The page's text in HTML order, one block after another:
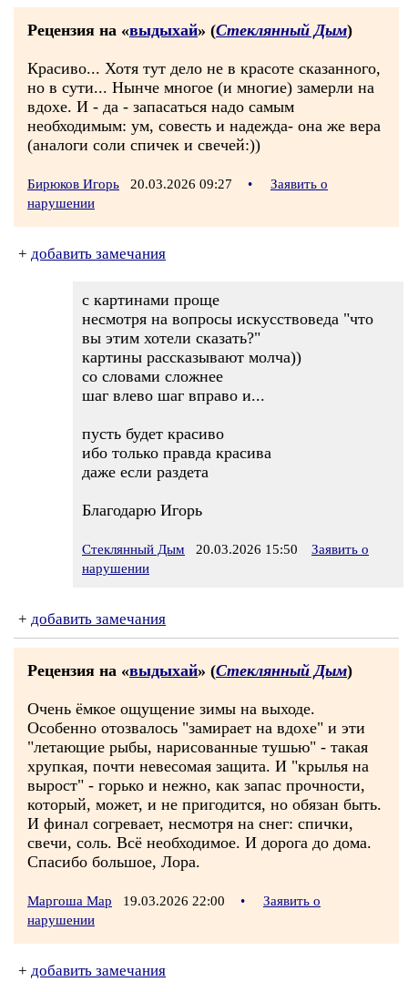
Рецензия на «выдыхай» (Стеклянный Дым)
Красиво... Хотя тут дело не в красоте сказанного,
но в сути... Нынче многое (и многие) замерли на
вдохе. И - да - запасаться надо самым
необходимым: ум, совесть и надежда- она же вера
(аналоги соли спичек и свечей:))
Бирюков Игорь 20.03.2026 09:27 •
Заявить о
нарушении
+ добавить замечания
с картинами проще
несмотря на вопросы искусствоведа "что
вы этим хотели сказать?"
картины рассказывают молча))
со словами сложнее
шаг влево шаг вправо и...
пусть будет красиво
ибо только правда красива
даже если раздета
Благодарю Игорь
Стеклянный Дым 20.03.2026 15:50
Заявить о
нарушении
+ добавить замечания
Рецензия на «выдыхай» (Стеклянный Дым)
Очень ёмкое ощущение зимы на выходе.
Особенно отозвалось "замирает на вдохе" и эти
"летающие рыбы, нарисованные тушью" - такая
хрупкая, почти невесомая защита. И "крылья на
вырост" - горько и нежно, как запас прочности,
который, может, и не пригодится, но обязан быть.
И финал согревает, несмотря на снег: спички,
свечи, соль. Всё необходимое. И дорога до дома.
Спасибо большое, Лора.
Маргоша Мар 19.03.2026 22:00 •
Заявить о
нарушении
+ добавить замечания